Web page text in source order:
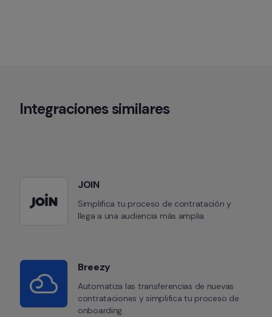
Integraciones similares
JOIN
Simplifica tu proceso de contratación y
llega a una audiencia más amplia.
Breezy
Automatiza las transferencias de nuevas
contrataciones y simplifica tu proceso de
onboarding.